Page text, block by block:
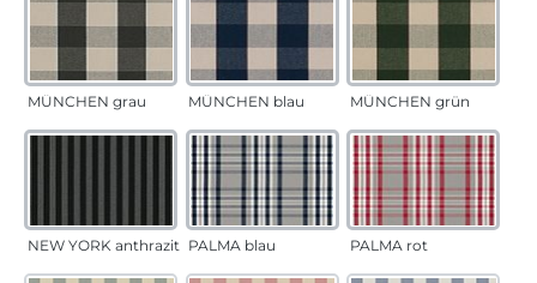
MÜNCHEN grau MÜNCHEN blau MÜNCHEN grün
NEW YORK anthrazit PALMA blau PALMA rot